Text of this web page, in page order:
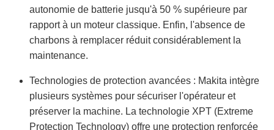
autonomie de batterie jusqu'à 50 % supérieure par
rapport à un moteur classique. Enfin, l'absence de
charbons à remplacer réduit considérablement la
maintenance.
Technologies de protection avancées : Makita intègre
plusieurs systèmes pour sécuriser l'opérateur et
préserver la machine. La technologie XPT (Extreme
Protection Technology) offre une protection renforcée